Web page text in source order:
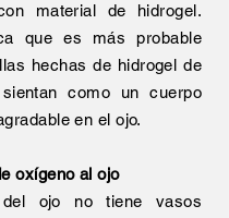
material de hidrogel.
que es más probable
hechas de hidrogel de
como un cuerpo
en el ojo.
oxígeno al ojo
ojo no tiene vasos